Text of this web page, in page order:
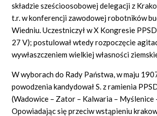
składzie sześcioosobowej delegacji z
t.r. w konferencji zawodowej robotników
Wiedniu. Uczestniczył w X Kongresie
27 V); postulował wtedy rozpoczęcie
wywłaszczeniem wielkiej własności
W wyborach do Rady Państwa, w maju
powodzenia kandydował S. z ramienia
(Wadowice – Zator – Kalwaria – Myślenice
Opowiadając się przeciw wstąpieniu